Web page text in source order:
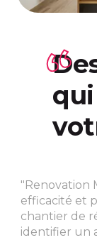
"Renovation
efficacité et
chantier de
identifier un